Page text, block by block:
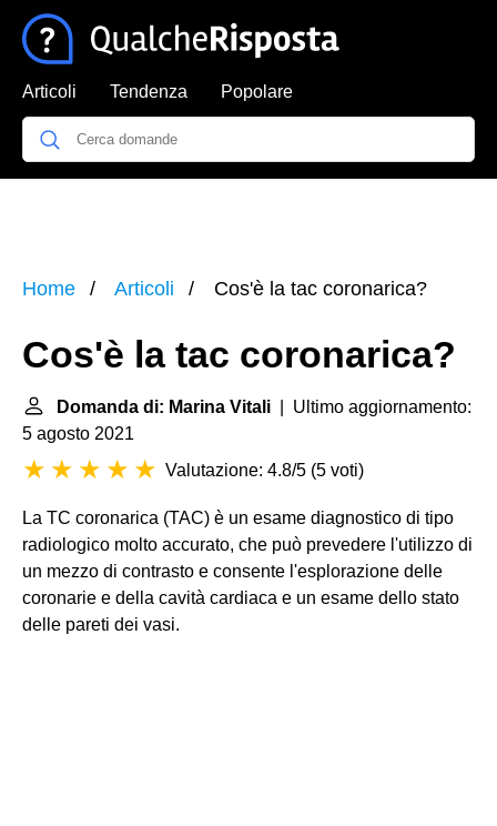
Articoli Tendenza Popolare
Home Articoli Cos'è la tac coronarica?
Cos'è la tac coronarica?
Domanda di: Marina Vitali | Ultimo aggiornamento:
5 agosto 2021
Valutazione: 4.8/5 (5 voti)
La TC coronarica (TAC) è un esame diagnostico di tipo
radiologico molto accurato, che può prevedere l'utilizzo di
un mezzo di contrasto e consente l'esplorazione delle
coronarie e della cavità cardiaca e un esame dello stato
delle pareti dei vasi.